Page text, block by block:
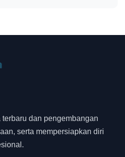
dan pengembangan
serta mempersiapkan diri